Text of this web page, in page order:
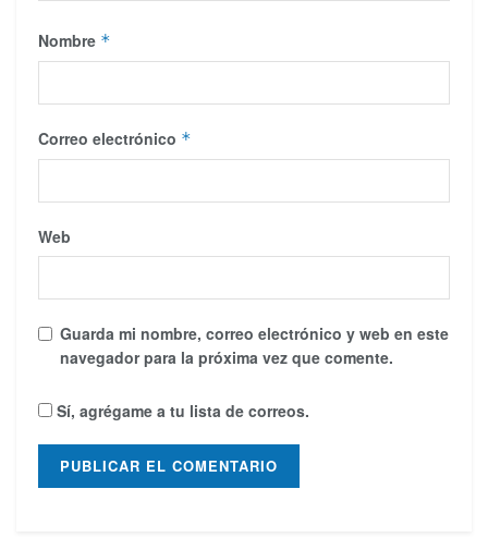
Nombre *
Correo electrónico *
Web
Guarda mi nombre, correo electrónico y web en este
navegador para la próxima vez que comente.
Sí, agrégame a tu lista de correos.